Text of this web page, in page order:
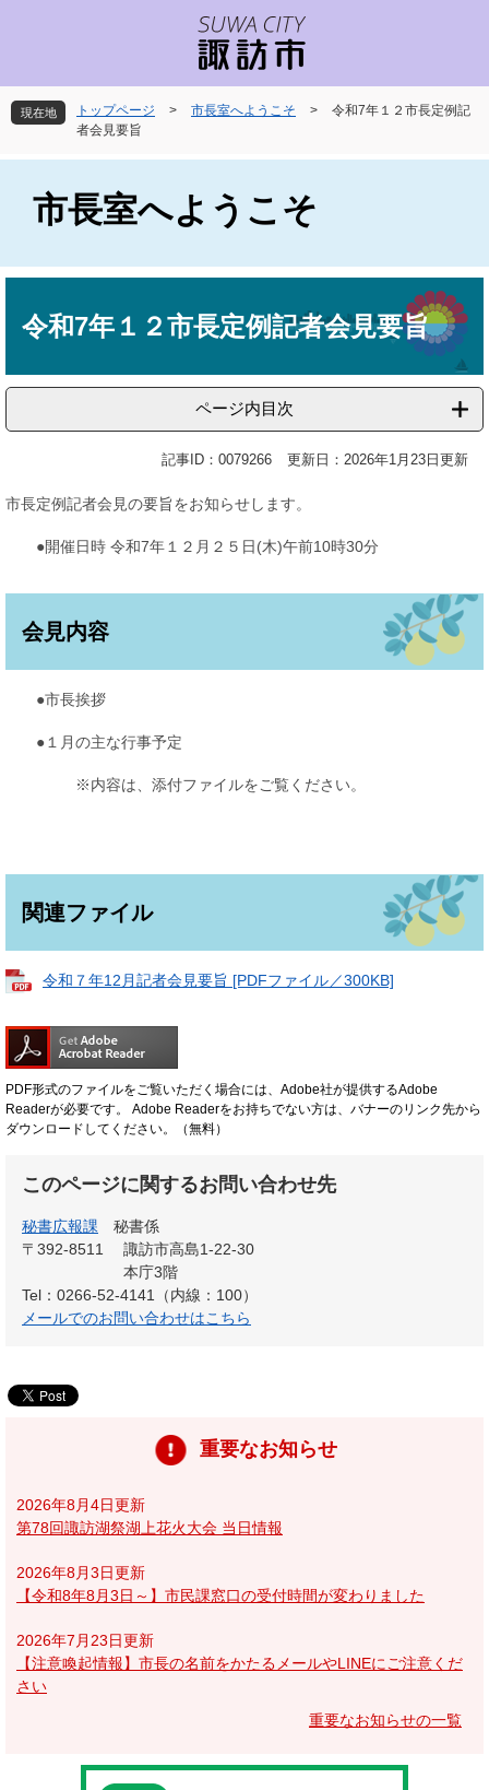
先
頭
を
飛
へ
現在地 トップページ > 市長室へようこそ >
令和7年１２市長定例記
者会見要旨
市長室へようこそ
令和7年１２市長定例記者会見要旨
ページ内目次
記事ID：0079266 更新日：2026年1月23日更新
市長定例記者会見の要旨をお知らせします。
●開催日時 令和7年１２月２５日(木)午前10時30分
会見内容
●市長挨拶
●１月の主な行事予定
※内容は、添付ファイルをご覧ください。
関連ファイル
令和７年12月記者会見要旨 [PDFファイル／300KB]
PDF形式のファイルをご覧いただく場合には、Adobe社が提供するAdobe
Readerが必要です。
Adobe Readerをお持ちでない方は、バナーのリンク先から
ダウンロードしてください。（無料）
このページに関するお問い合わせ先
秘書広報課
秘書係
〒392-8511
諏訪市高島1-22-30
本庁3階
Tel：0266-52-4141（内線：100）
メールでのお問い合わせはこちら
重要なお知らせ
2026年8月4日更新
第78回諏訪湖祭湖上花火大会 当日情報
2026年8月3日更新
【令和8年8月3日～】市民課窓口の受付時間が変わりました
2026年7月23日更新
【注意喚起情報】市長の名前をかたるメールやLINEにご注意くだ
さい
重要なお知らせの一覧